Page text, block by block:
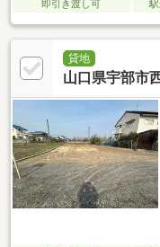
即引き渡し可
貸地
山口県宇部市